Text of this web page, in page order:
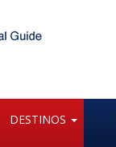
DESTINOS